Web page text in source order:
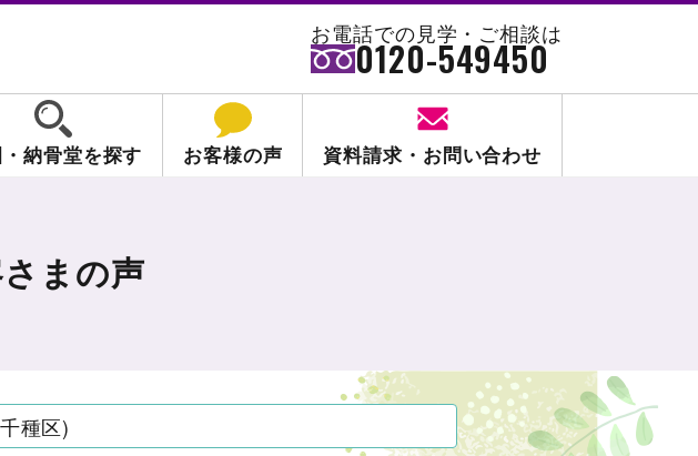
お電話での見学・ご相談は
0120-549450
納骨堂を探す お客様の声 資料請求・お問い合わせ
まの声
種区)